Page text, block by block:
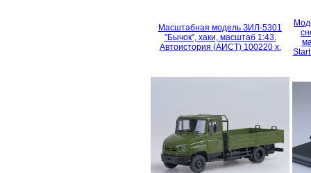
Масштабная модель ЗИЛ-5301
"Бычок", хаки, масштаб 1:43.
Автоистория (АИСТ) 100220 х.